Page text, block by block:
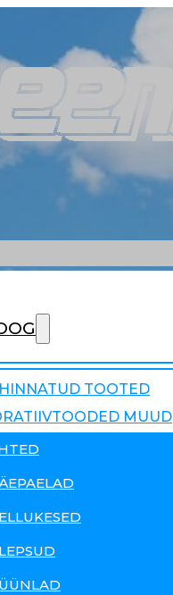
TOOTED
MUUD